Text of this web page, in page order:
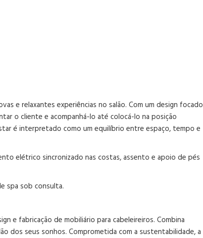
e relaxantes experiências no salão. Com um design focado
o cliente e acompanhá-lo até colocá-lo na posição
é interpretado como um equilíbrio entre espaço, tempo e
elétrico sincronizado nas costas, assento e apoio de pés
spa sob consulta.
e fabricação de mobiliário para cabeleireiros. Combina
dos seus sonhos. Comprometida com a sustentabilidade, a